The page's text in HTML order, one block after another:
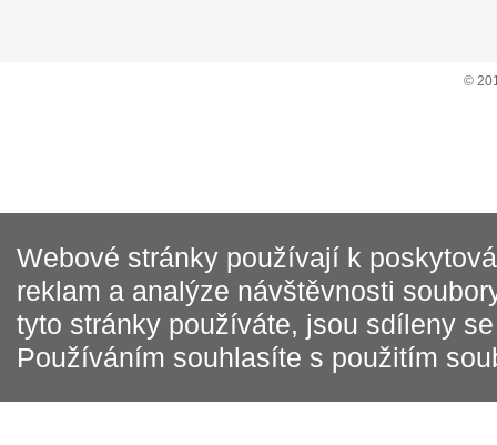
©
Webové stránky používají k
reklam a analýze návštěvnosti
tyto stránky používáte, jsou sdíleny
Používáním souhlasíte s použitím